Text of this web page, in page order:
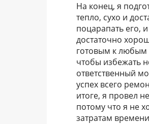
На конец, я
тепло, сухо и
поцарапать его,
достаточно
готовым к любым
чтобы избежать
ответственный
успех всего
итоге, я провел
потому что я не
затратам